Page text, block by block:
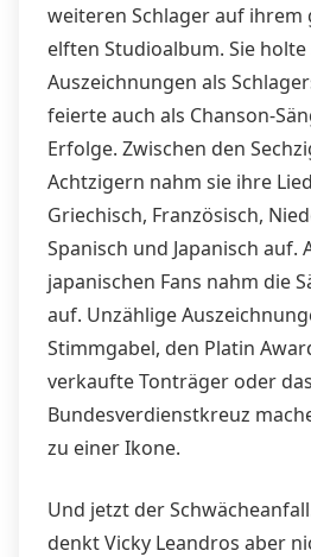
weiteren Schlager auf ihrem
elften Studioalbum. Sie
Auszeichnungen als
feierte auch als Chanson-
Erfolge. Zwischen den
Achtzigern nahm sie ihre
Griechisch, Französisch,
Spanisch und Japanisch auf.
japanischen Fans nahm die
auf. Unzählige
Stimmgabel, den Platin
verkaufte Tonträger oder das
Bundesverdienstkreuz
zu einer Ikone.
Und jetzt der
denkt Vicky Leandros aber